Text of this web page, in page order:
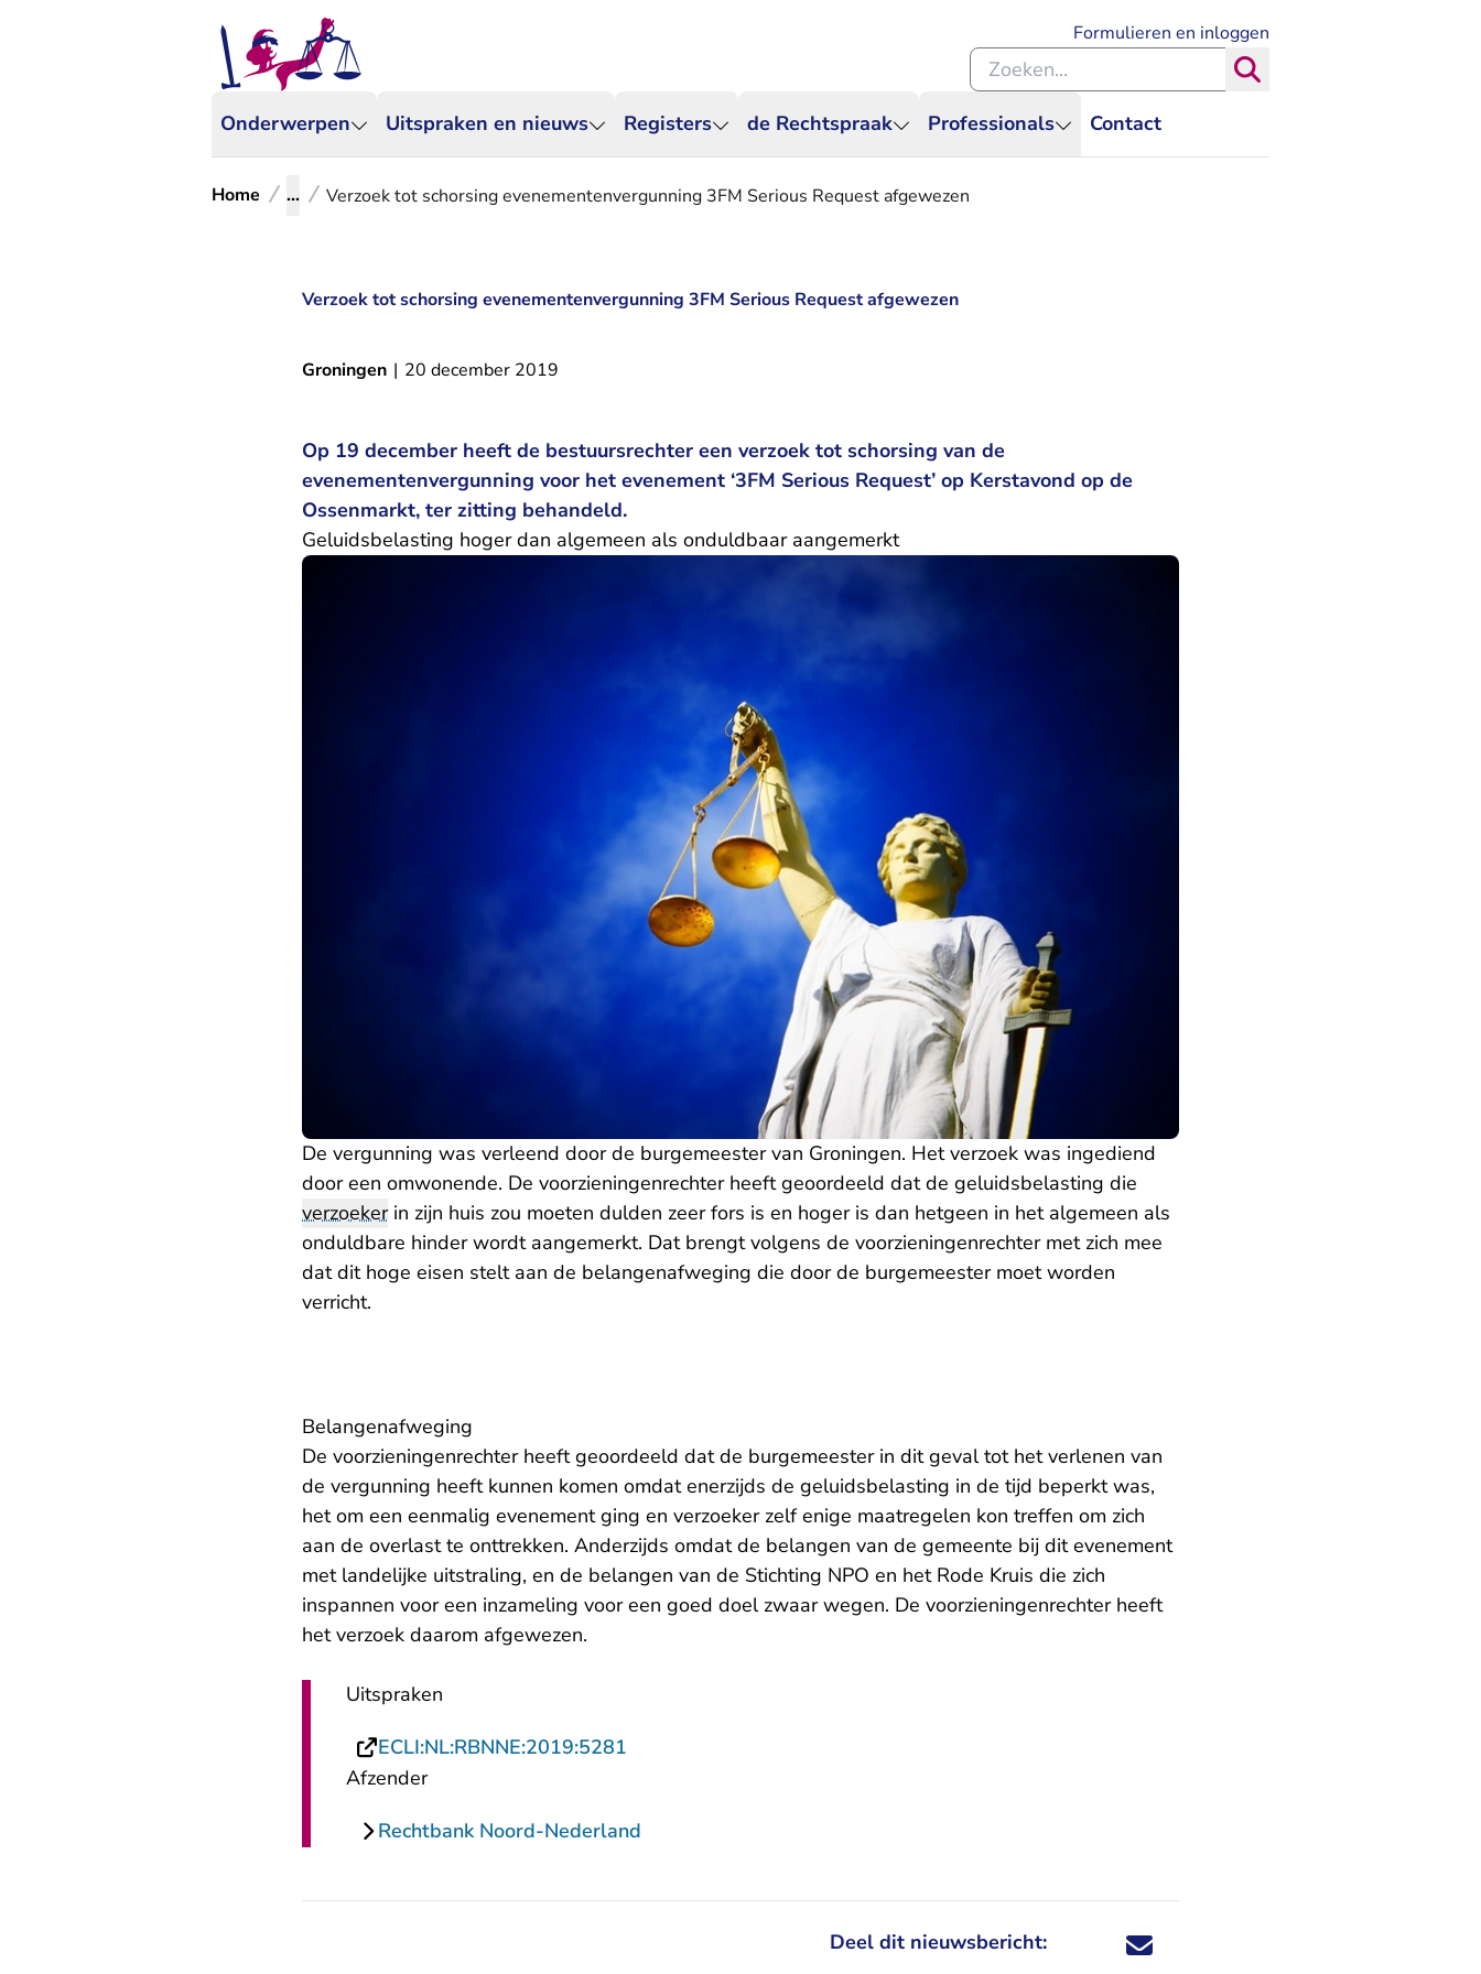
Onderwerpen Uitspraken en nieuws Registers de Rechtspraak Professionals Contact
Formulieren en inloggen
Zoeken binnen de Rechtspraak
Home ... Verzoek tot schorsing evenementenvergunning 3FM Serious Request afgewezen
Verzoek tot schorsing evenementenvergunning 3FM Serious Request afgewezen
Groningen | 20 december 2019
Op 19 december heeft de bestuursrechter een verzoek tot schorsing van de
evenementenvergunning voor het evenement ‘3FM Serious Request’ op Kerstavond op de
Ossenmarkt, ter zitting behandeld.
Geluidsbelasting hoger dan algemeen als onduldbaar aangemerkt
De vergunning was verleend door de burgemeester van Groningen. Het verzoek was ingediend
door een omwonende. De voorzieningenrechter heeft geoordeeld dat de geluidsbelasting die
verzoekerin zijn huis zou moeten dulden zeer fors is en hoger is dan hetgeen in het algemeen als
onduldbare hinder wordt aangemerkt. Dat brengt volgens de voorzieningenrechter met zich mee
dat dit hoge eisen stelt aan de belangenafweging die door de burgemeester moet worden
verricht.
Belangenafweging
De voorzieningenrechter heeft geoordeeld dat de burgemeester in dit geval tot het verlenen van
de vergunning heeft kunnen komen omdat enerzijds de geluidsbelasting in de tijd beperkt was,
het om een eenmalig evenement ging en verzoeker zelf enige maatregelen kon treffen om zich
aan de overlast te onttrekken. Anderzijds omdat de belangen van de gemeente bij dit evenement
met landelijke uitstraling, en de belangen van de Stichting NPO en het Rode Kruis die zich
inspannen voor een inzameling voor een goed doel zwaar wegen. De voorzieningenrechter heeft
het verzoek daarom afgewezen.
Uitspraken
ECLI:NL:RBNNE:2019:5281
Afzender
Rechtbank Noord-Nederland
Deel dit nieuwsbericht: Deel dit nieuwsbericht via X - U verlaat
Deel dit nieuwsbericht via Facebook - U
Deel dit nieuwsbericht via e-mail
Deel dit nieuwsbericht via LinkedIn - U